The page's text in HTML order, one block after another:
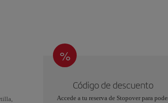
%
Código de descuento
Accede a tu reserva de Stopover para